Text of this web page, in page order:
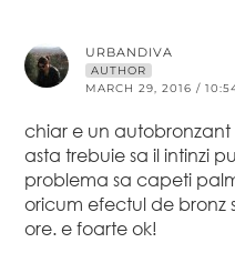
URBANDIVA
AUTHOR
MARCH 29, 2016 /
chiar e un autobronzant
asta trebuie sa il intinzi
problema sa capeti
oricum efectul de bronz
ore. e foarte ok!